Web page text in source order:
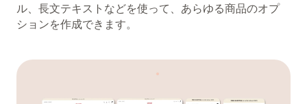
ル、長文テキストなどを使って、あらゆる商品のオプ
ションを作成できます。